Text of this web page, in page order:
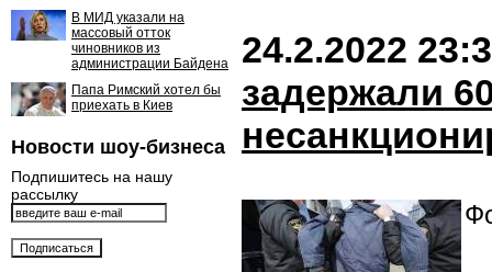
В МИД указали на
массовый отток
чиновников из
администрации Байдена
Папа Римский хотел бы
приехать в Киев
Новости шоу-бизнеса
Подпишитесь на нашу
рассылку
24.2.2022
задержали